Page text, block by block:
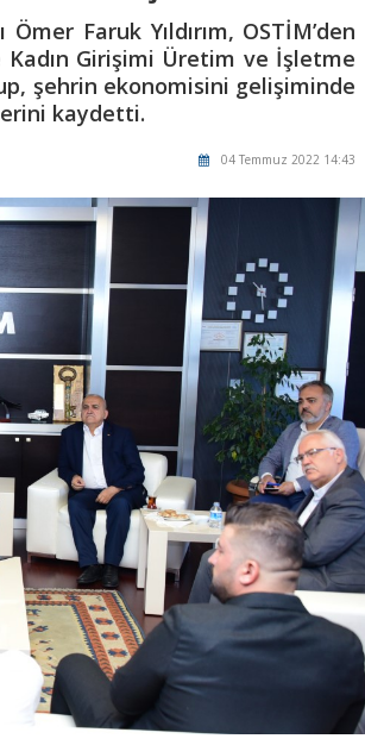
Faruk Yıldırım, OSTİM’den
Kadın Girişimi Üretim ve İşletme
şehrin ekonomisini gelişiminde
kaydetti.
04 Temmuz 2022 14:43